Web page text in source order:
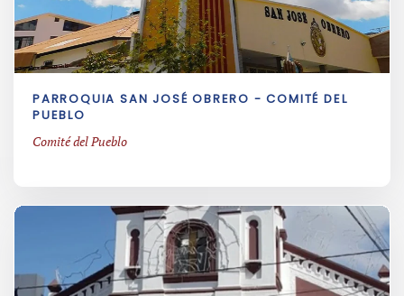
PARROQUIA SAN JOSÉ OBRERO - COMITÉ DEL
PUEBLO
Comité del Pueblo